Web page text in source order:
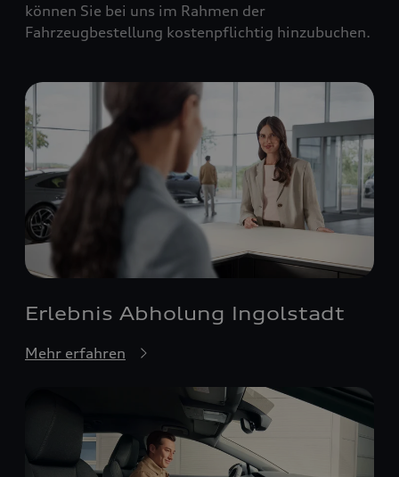
können Sie bei uns im Rahmen der
Fahrzeugbestellung kostenpflichtig hinzubuchen.
Erlebnis Abholung Ingolstadt
Mehr erfahren